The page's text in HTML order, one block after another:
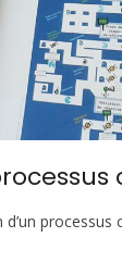
processus